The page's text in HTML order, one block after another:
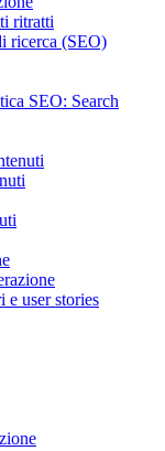
ritratti
ricerca (SEO)
SEO: Search
e user stories